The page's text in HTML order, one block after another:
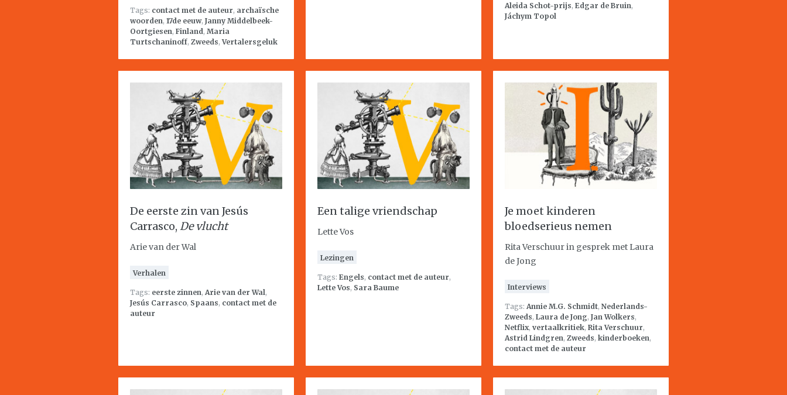
Tags: contact met de auteur, archaïsche
woorden, 17de eeuw, Janny Middelbeek-
Oortgiesen, Finland, Maria
Turtschaninoff, Zweeds,Vertalersgeluk
Aleida Schot-prijs, Edgar de Bruin,
Jáchym Topol
De eerste zin van Jesús
Carrasco, De vlucht
Arie van der Wal
Verhalen
Tags: eerste zinnen, Arie van der Wal,
Jesús Carrasco, Spaans, contact met de
auteur
Een talige vriendschap
Lette Vos
Lezingen
Tags: Engels, contact met de auteur,
Lette Vos, Sara Baume
Je moet kinderen
bloedserieus nemen
Rita Verschuur in gesprek met Laura
de Jong
Interviews
Tags: Annie M.G. Schmidt, Nederlands-
Zweeds, Laura de Jong, Jan Wolkers,
Netflix, vertaalkritiek, Rita Verschuur,
Astrid Lindgren, Zweeds, kinderboeken,
contact met de auteur